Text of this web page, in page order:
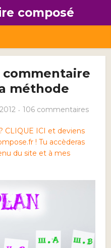
composé
méthode
106 commentaires
CLIQUE ICI et deviens
! Tu accèderas
du site et à mes